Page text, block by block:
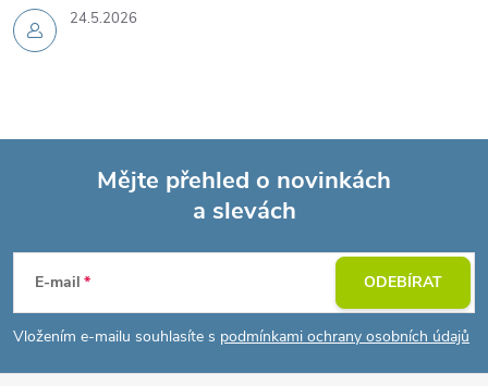
24.5.2026
p
Mějte přehled o novinkách
a slevách
E-mail
Vložením e-mailu souhlasíte s podmínkami ochrany osobních údajů
ODEBÍRAT